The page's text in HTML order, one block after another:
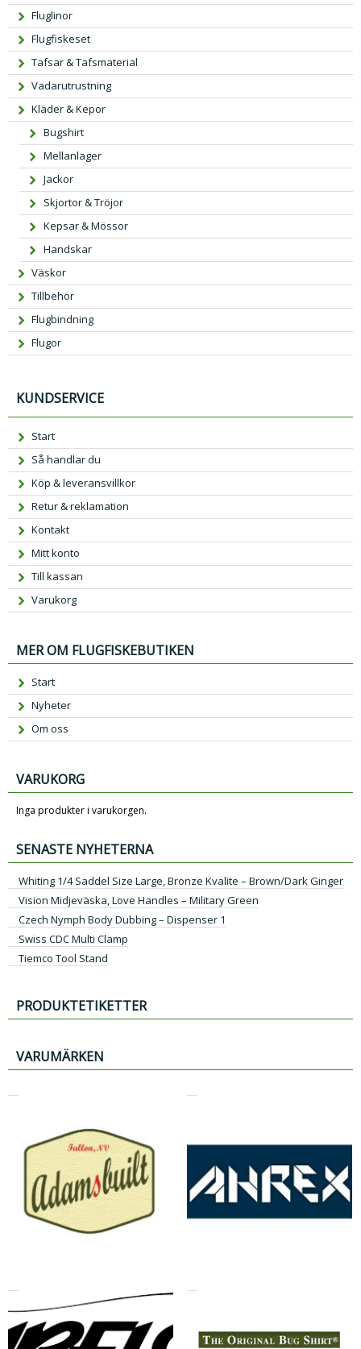
Fluglinor
Flugfiskeset
Tafsar & Tafsmaterial
Vadarutrustning
Kläder & Kepor
Bugshirt
Mellanlager
Jackor
Skjortor & Tröjor
Kepsar & Mössor
Handskar
Väskor
Tillbehör
Flugbindning
Flugor
KUNDSERVICE
Start
Så handlar du
Köp & leveransvillkor
Retur & reklamation
Kontakt
Mitt konto
Till kassan
Varukorg
MER OM FLUGFISKEBUTIKEN
Start
Nyheter
Om oss
VARUKORG
Inga produkter i varukorgen.
SENASTE NYHETERNA
Whiting 1/4 Saddel Size Large, Bronze Kvalite – Brown/Dark Ginger
Vision Midjeväska, Love Handles – Military Green
Czech Nymph Body Dubbing – Dispenser 1
Swiss CDC Multi Clamp
Tiemco Tool Stand
PRODUKTETIKETTER
VARUMÄRKEN